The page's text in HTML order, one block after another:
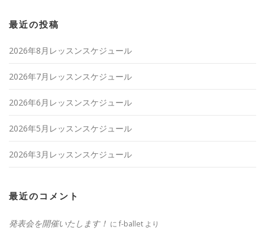
最近の投稿
2026年8月レッスンスケジュール
2026年7月レッスンスケジュール
2026年6月レッスンスケジュール
2026年5月レッスンスケジュール
2026年3月レッスンスケジュール
最近のコメント
発表会を開催いたします！ に f-ballet より